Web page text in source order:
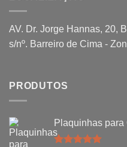
AV. Dr. Jorge Hannas, 20,
s/nº. Barreiro de Cima -
PRODUTOS
Plaquinhas